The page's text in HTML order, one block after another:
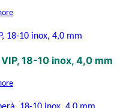
18-10 inox, 4,0 mm